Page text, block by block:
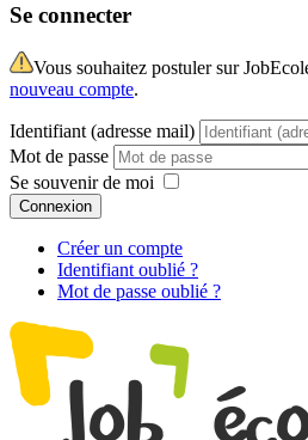
Se connecter
Vous souhaitez postuler sur
nouveau compte.
Identifiant (adresse mail)
Mot de passe
Se souvenir de moi
Connexion
Créer un compte
Identifiant oublié ?
Mot de passe oublié ?